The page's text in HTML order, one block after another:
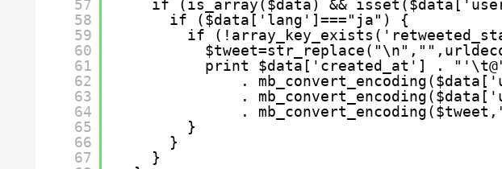
57
58
59
60
61
62
63
64
65
66
67
if (is_array($data) &&
if ($data['lang']==="ja") {
if
print $data['created_at'] .
.
.
.
}
}
}